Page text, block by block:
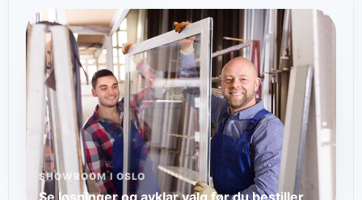
SHOWROOM I OSLO
Se løsninger og avklar valg før du bestiller